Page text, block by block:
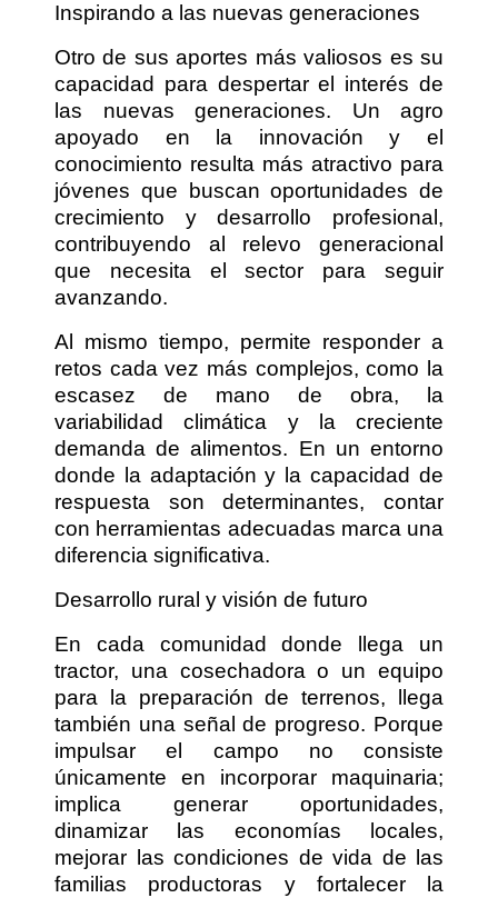
Inspirando a las nuevas generaciones
Otro de sus aportes más valiosos es su
capacidad para despertar el interés de
las nuevas generaciones. Un agro
apoyado en la innovación y el
conocimiento resulta más atractivo para
jóvenes que buscan oportunidades de
crecimiento y desarrollo profesional,
contribuyendo al relevo generacional
que necesita el sector para seguir
avanzando.
Al mismo tiempo, permite responder a
retos cada vez más complejos, como la
escasez de mano de obra, la
variabilidad climática y la creciente
demanda de alimentos. En un entorno
donde la adaptación y la capacidad de
respuesta son determinantes, contar
con herramientas adecuadas marca una
diferencia significativa.
Desarrollo rural y visión de futuro
En cada comunidad donde llega un
tractor, una cosechadora o un equipo
para la preparación de terrenos, llega
también una señal de progreso. Porque
impulsar el campo no consiste
únicamente en incorporar maquinaria;
implica generar oportunidades,
dinamizar las economías locales,
mejorar las condiciones de vida de las
familias productoras y fortalecer la